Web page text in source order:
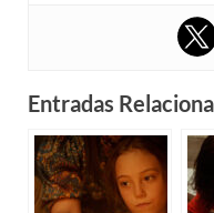
Entradas